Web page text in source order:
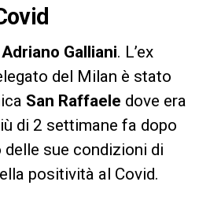
Adriano Galliani. L’ex
del Milan è stato
San Raffaele dove era
di 2 settimane fa dopo
delle sue condizioni di
positività al Covid.